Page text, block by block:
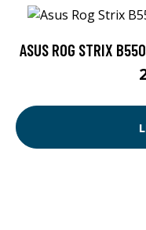
ASUS ROG STRIX